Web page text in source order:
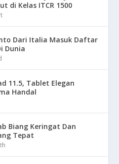
di Kelas ITCR 1500
Dari Italia Masuk Daftar
Dunia
11.5, Tablet Elegan
Handal
Biang Keringat Dan
Tepat